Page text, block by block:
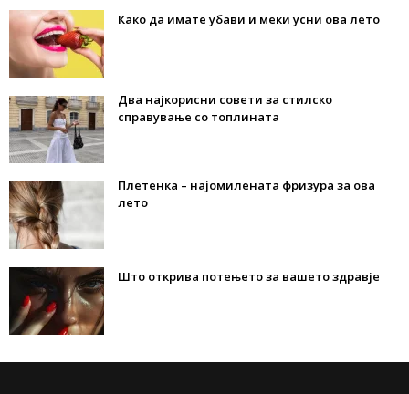
Како да имате убави и меки усни ова лето
Два најкорисни совети за стилско
справување со топлината
Плетенка – најомилената фризура за ова
лето
Што открива потењето за вашето здравје